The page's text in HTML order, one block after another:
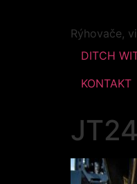
Rýhovače,
DITCH
KONTAKT